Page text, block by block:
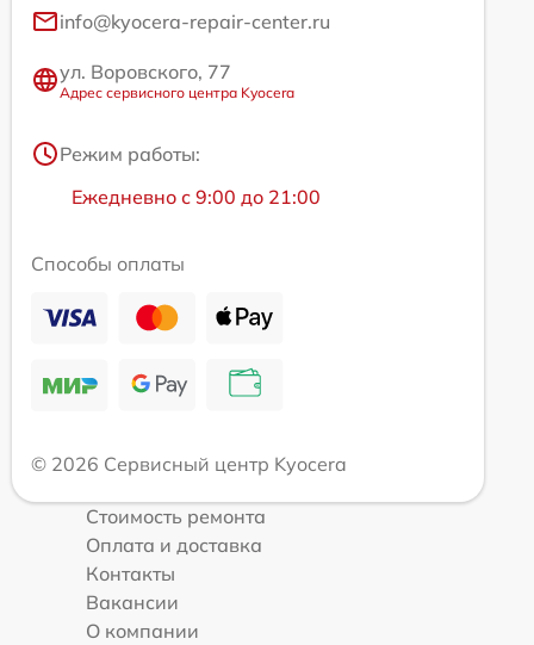
info@kyocera-repair-center.ru
ул. Воровского, 77
Адрес сервисного центра Kyocera
Режим работы:
Ежедневно с 9:00 до 21:00
Способы оплаты
© 2026 Сервисный центр Kyocera
Стоимость ремонта
Оплата и доставка
Контакты
Вакансии
О компании